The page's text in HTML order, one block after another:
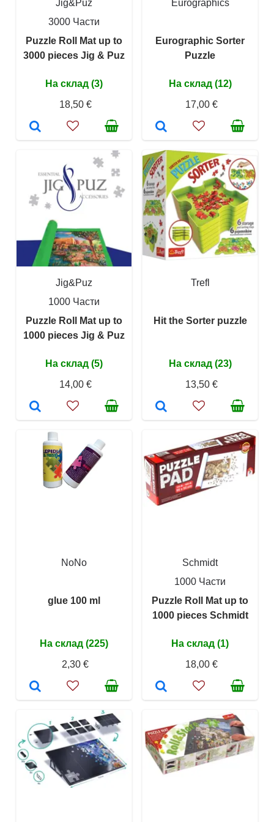
Jig&Puz
3000 Части
Puzzle Roll Mat up to
3000 pieces Jig & Puz
На склад (3)
18,50 €
Eurographics
Eurographic Sorter
Puzzle
На склад (12)
17,00 €
Jig&Puz
1000 Части
Puzzle Roll Mat up to
1000 pieces Jig & Puz
На склад (5)
14,00 €
Trefl
Hit the Sorter puzzle
На склад (23)
13,50 €
NoNo
glue 100 ml
На склад (225)
2,30 €
Schmidt
1000 Части
Puzzle Roll Mat up to
1000 pieces Schmidt
На склад (1)
18,00 €